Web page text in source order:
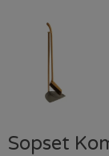
Sopset